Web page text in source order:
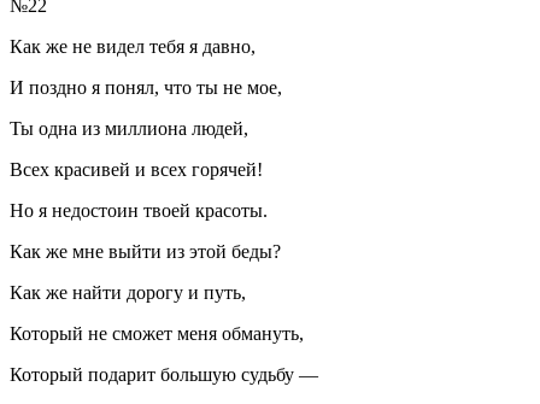
№22
Как же не видел тебя я давно,
И поздно я понял, что ты не мое,
Ты одна из миллиона людей,
Всех красивей и всех горячей!
Но я недостоин твоей красоты.
Как же мне выйти из этой беды?
Как же найти дорогу и путь,
Который не сможет меня обмануть,
Который подарит большую судьбу —